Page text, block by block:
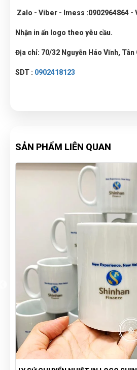
Zalo - Viber - Imess :0902964864 -
Nhận in ấn logo theo yêu cầu.
Địa chỉ: 70/32 Nguyễn Háo Vĩnh, Tân
SDT : 0902418123
SẢN PHẨM LIÊN QUAN